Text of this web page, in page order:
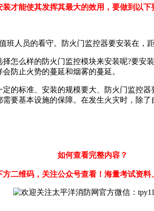
才能使其发挥其最大的效用，要做到以下
人员的看守。防火门监控器要安装在，
怎么样的防火门监控模块来安装呢?要
防止火势的蔓延和烟雾的蔓延。
的标准、安装的规模要大、防火门监控
要基本设施的保障。在发生火灾时，除
如何查看完整内容？
二维码，关注公众号查看！海量考试资料